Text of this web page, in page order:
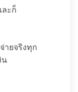
ละก็
ายจริงทุก
น